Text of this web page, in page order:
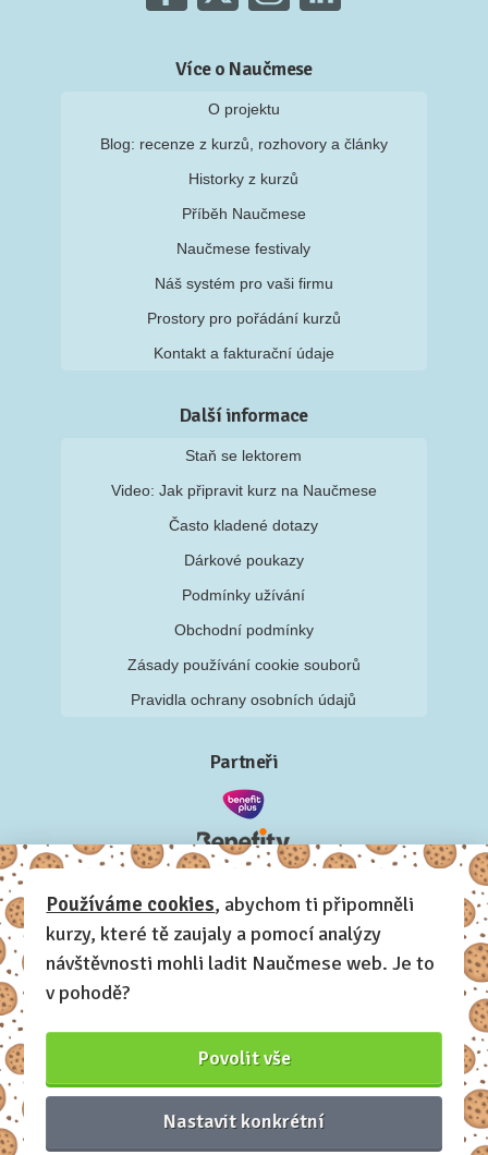
Více o Naučmese
O projektu
Blog: recenze z kurzů, rozhovory a články
Historky z kurzů
Příběh Naučmese
Naučmese festivaly
Náš systém pro vaši firmu
Prostory pro pořádání kurzů
Kontakt a fakturační údaje
Další informace
Staň se lektorem
Video: Jak připravit kurz na Naučmese
Často kladené dotazy
Dárkové poukazy
Podmínky užívání
Obchodní podmínky
Zásady používání cookie souborů
Pravidla ochrany osobních údajů
Partneři
Naučmese, 2012-2026.
Sdílíme dovednosti, offline i online.
Používáme cookies, abychom ti připomněli
kurzy, které tě zaujaly a pomocí analýzy
návštěvnosti mohli ladit Naučmese web. Je to
v pohodě?
Povolit vše
Nastavit konkrétní